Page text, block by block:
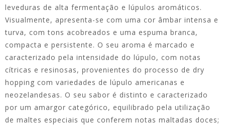
leveduras de alta fermentação e lúpulos aromáticos.
Visualmente, apresenta-se com uma cor âmbar intensa e
turva, com tons acobreados e uma espuma branca,
compacta e persistente. O seu aroma é marcado e
caracterizado pela intensidade do lúpulo, com notas
cítricas e resinosas, provenientes do processo de dry
hopping com variedades de lúpulo americanas e
neozelandesas. O seu sabor é distinto e caracterizado
por um amargor categórico, equilibrado pela utilização
de maltes especiais que conferem notas maltadas doces;